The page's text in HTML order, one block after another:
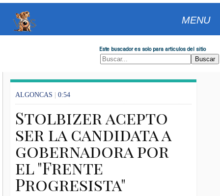
MENU
Este buscador es solo para articulos del sitio
ALGONCAS | 0:54
Stolbizer acepto
ser la candidata a
gobernadora por
el "Frente
Progresista"